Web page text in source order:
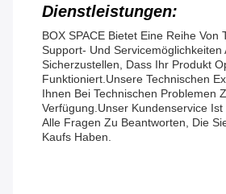
Dienstleistungen:
BOX SPACE Bietet Eine Reihe Von
Support- Und Servicemöglichkeiten
Sicherzustellen, Dass Ihr Produkt
Funktioniert.Unsere Technischen
Ihnen Bei Technischen Problemen
Verfügung.Unser Kundenservice
Alle Fragen Zu Beantworten, Die
Kaufs Haben.